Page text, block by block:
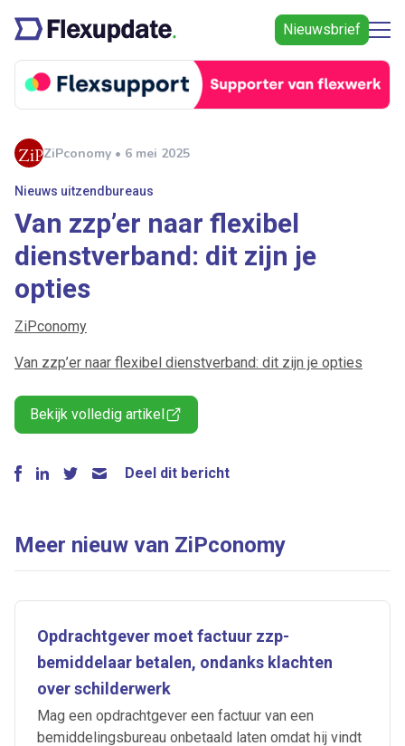
Nieuwsbrief
ZiPconomy • 6 mei 2025
Nieuws uitzendbureaus
Van zzp’er naar flexibel
dienstverband: dit zijn je
opties
ZiPconomy
Van zzp’er naar flexibel dienstverband: dit zijn je opties
Bekijk volledig artikel
Deel dit bericht
Meer nieuw van ZiPconomy
Opdrachtgever moet factuur zzp-
bemiddelaar betalen, ondanks klachten
over schilderwerk
Mag een opdrachtgever een factuur van een
bemiddelingsbureau onbetaald laten omdat hij vindt